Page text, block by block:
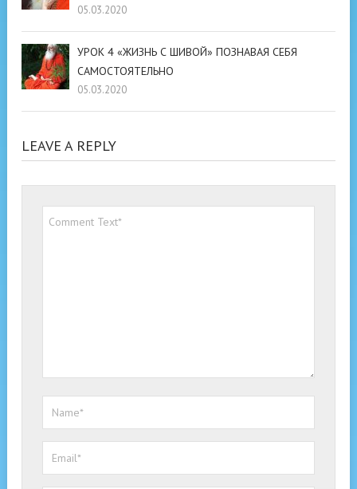
05.03.2020
УРОК 4 «ЖИЗНЬ С ШИВОЙ» ПОЗНАВАЯ СЕБЯ
САМОСТОЯТЕЛЬНО
05.03.2020
LEAVE A REPLY